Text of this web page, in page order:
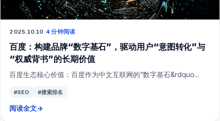
2025.10.10·4 分钟阅读
百度：构建品牌“数字基石”，驱动用户“意图转化”与
“权威背书”的长期价值
百度生态核心价值：百度作为中文互联网的“数字基石&rdquo...
#SEO #搜索排名
阅读全文→